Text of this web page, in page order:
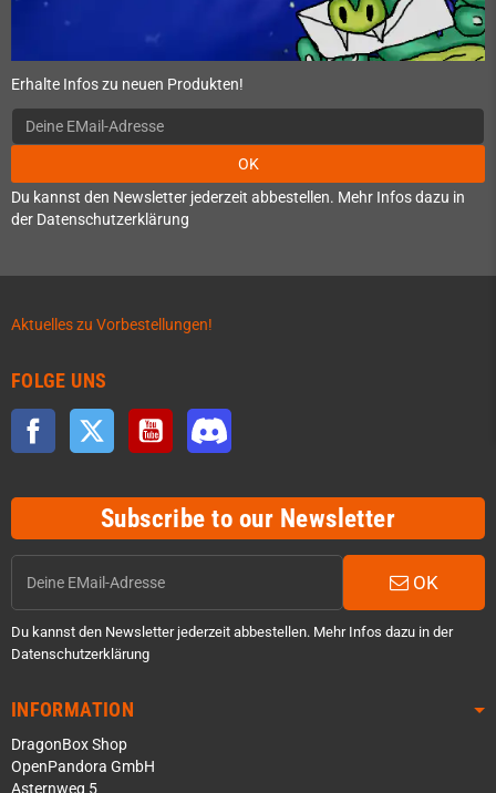
Erhalte Infos zu neuen Produkten!
OK
Du kannst den Newsletter jederzeit abbestellen. Mehr Infos dazu in
der Datenschutzerklärung
Aktuelles zu Vorbestellungen!
FOLGE UNS
Facebook Twitter YouTube
Subscribe to our Newsletter
OK
Du kannst den Newsletter jederzeit abbestellen. Mehr Infos dazu in der
Datenschutzerklärung
INFORMATION
DragonBox Shop
OpenPandora GmbH